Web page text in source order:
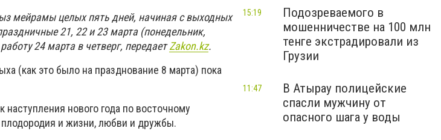
мейрамы целых пять дней, начиная с выходных
21, 22 и 23 марта (понедельник,
24 марта в четверг, передаетZakon.kz.
(как это было на празднование 8 марта) пока
нового года по восточному
и жизни, любви и дружбы.
Подозреваемого в
мошенничестве на 100 млн
тенге экстрадировали из
Грузии
15:19
В Атырау полицейские
спасли мужчину от
опасного шага у воды
11:47